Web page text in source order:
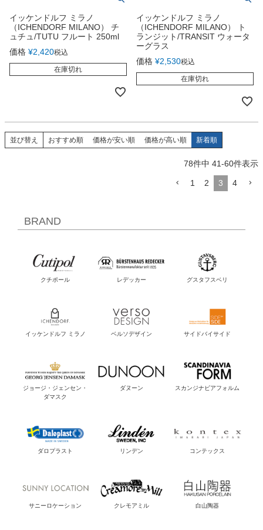
イッケンドルフ ミラノ
（ICHENDORF MILANO） チ
ュチュ/TUTU フルート 250ml
価格 ¥2,420税込
在庫切れ
イッケンドルフ ミラノ
（ICHENDORF MILANO） ト
ランジット/TRANSIT ウォータ
ーグラス
価格 ¥2,530税込
在庫切れ
並び替え おすすめ順 価格が安い順 価格が高い順 新着順
78件中 41-60件表示
1 2 3 4
BRAND
クチポール レデッカー グスタフスベリ
イッケンドルフ ミラノ ベルソデザイン サイドバイサイド
ジョージ・ジェンセン・
ダマスク
ダヌーン スカンジナビアフォルム
ダロプラスト リンデン コンテックス
サニーロケーション クレモアミル 白山陶器